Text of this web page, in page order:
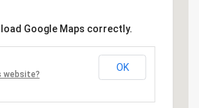
Google Maps correctly.
website?
OK